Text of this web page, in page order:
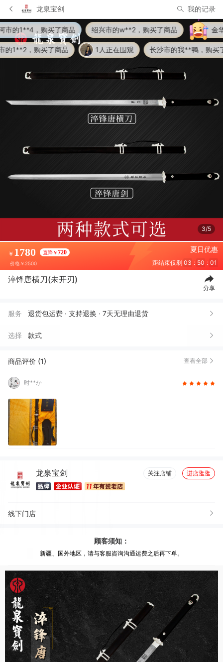
龙泉宝剑 我的记录
品
1人正在围观
绍兴市的w**2，购买了商品
长沙市的我**鸭，购买了商品
金华市的行**1，购买
郑
3/5
￥ 1780 直降￥720
价格￥2500
夏日优惠
距结束仅剩 03 : 50 : 00
淬锋唐横刀(未开刃)
分享
服务 退货包运费 · 支持退换 · 7天无理由退货
选择 款式
商品评价 (1) 查看全部
时**か
龙泉宝剑 关注店铺 进店逛逛
线下门店
顾客须知：
新疆、国外地区，请与客服咨询沟通运费之后再下单。